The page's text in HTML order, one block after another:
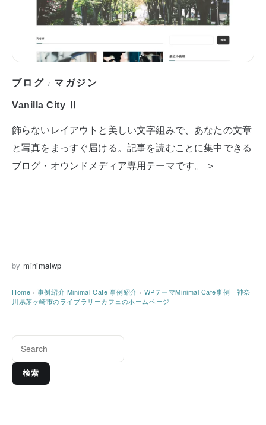
ブログ / マガジン
Vanilla City Ⅱ
飾らないレイアウトと美しい文字組みで、あなたの文章
と写真をまっすぐ届ける。記事を読むことに集中できる
ブログ・オウンドメディア専用テーマです。 ＞
by minimalwp
Home › 事例紹介 Minimal Cafe 事例紹介 › WPテーマMinimal Cafe事例｜神奈
川県茅ヶ崎市のライブラリーカフェのホームページ
検索